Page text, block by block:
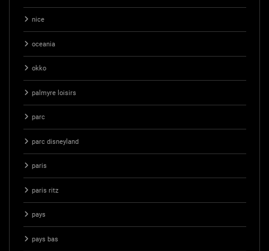
nice
oceania
okko
palmyre loisirs
parc
parc disneyland
paris
paris ritz
pays
pays bas